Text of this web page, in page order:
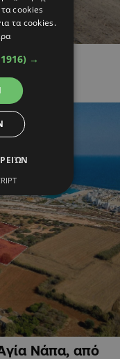
Νάπα, από
cookies
τα cookies.
→